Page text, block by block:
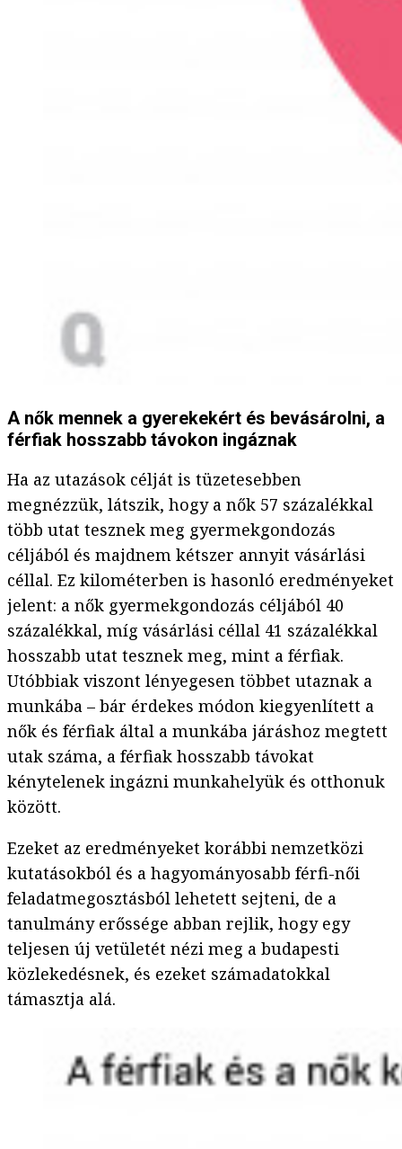
A nők mennek a gyerekekért és bevásárolni, a
férfiak hosszabb távokon ingáznak
Ha az utazások célját is tüzetesebben
megnézzük, látszik, hogy a nők 57 százalékkal
több utat tesznek meg gyermekgondozás
céljából és majdnem kétszer annyit vásárlási
céllal. Ez kilométerben is hasonló eredményeket
jelent: a nők gyermekgondozás céljából 40
százalékkal, míg vásárlási céllal 41 százalékkal
hosszabb utat tesznek meg, mint a férfiak.
Utóbbiak viszont lényegesen többet utaznak a
munkába – bár érdekes módon kiegyenlített a
nők és férfiak által a munkába járáshoz megtett
utak száma, a férfiak hosszabb távokat
kénytelenek ingázni munkahelyük és otthonuk
között.
Ezeket az eredményeket korábbi nemzetközi
kutatásokból és a hagyományosabb férfi-női
feladatmegosztásból lehetett sejteni, de a
tanulmány erőssége abban rejlik, hogy egy
teljesen új vetületét nézi meg a budapesti
közlekedésnek, és ezeket számadatokkal
támasztja alá.